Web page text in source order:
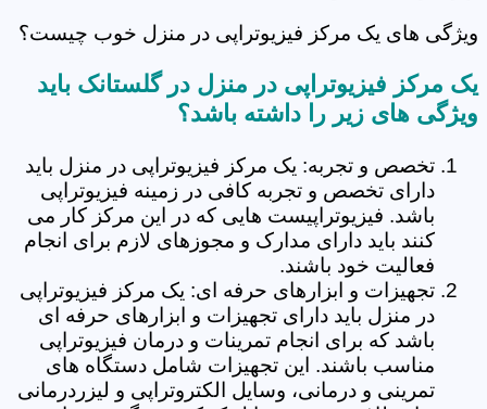
ویژگی های یک مرکز فیزیوتراپی در منزل خوب چیست؟
یک مرکز فیزیوتراپی در منزل در گلستانک باید
ویژگی های زیر را داشته باشد؟
تخصص و تجربه: یک مرکز فیزیوتراپی در منزل باید
دارای تخصص و تجربه کافی در زمینه فیزیوتراپی
باشد. فیزیوتراپیست هایی که در این مرکز کار می
کنند باید دارای مدارک و مجوزهای لازم برای انجام
فعالیت خود باشند.
تجهیزات و ابزارهای حرفه ای: یک مرکز فیزیوتراپی
در منزل باید دارای تجهیزات و ابزارهای حرفه ای
باشد که برای انجام تمرینات و درمان فیزیوتراپی
مناسب باشند. این تجهیزات شامل دستگاه های
تمرینی و درمانی، وسایل الکتروتراپی و لیزردرمانی